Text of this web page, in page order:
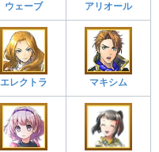
ウェーブ アリオール
エレクトラ マキシム